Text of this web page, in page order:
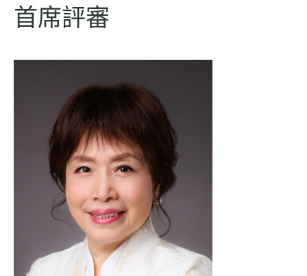
首席評審